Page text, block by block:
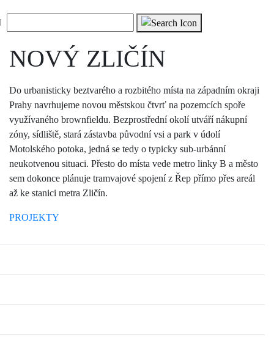
ZELENÁ ČTVRŤ
NOVÝ ZLIČÍN
Do urbanisticky beztvarého a rozbitého místa na západním okraji
Prahy navrhujeme novou městskou čtvrť na pozemcích spoře
využívaného brownfieldu. Bezprostřední okolí utváří nákupní
zóny, sídliště, stará zástavba původní vsi a park v údolí
Motolského potoka, jedná se tedy o typicky sub-urbánní
neukotvenou situaci. Přesto do místa vede metro linky B a město
sem dokonce plánuje tramvajové spojení z Řep přímo přes areál
až ke stanici metra Zličín.
PROJEKTY